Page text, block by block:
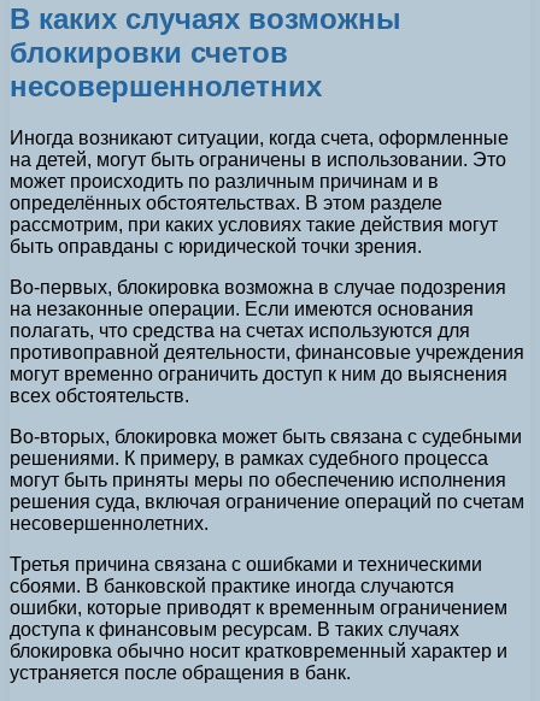
В каких случаях возможны
блокировки счетов
несовершеннолетних
Иногда возникают ситуации, когда счета, оформленные
на детей, могут быть ограничены в использовании. Это
может происходить по различным причинам и в
определённых обстоятельствах. В этом разделе
рассмотрим, при каких условиях такие действия могут
быть оправданы с юридической точки зрения.
Во-первых, блокировка возможна в случае подозрения
на незаконные операции. Если имеются основания
полагать, что средства на счетах используются для
противоправной деятельности, финансовые учреждения
могут временно ограничить доступ к ним до выяснения
всех обстоятельств.
Во-вторых, блокировка может быть связана с судебными
решениями. К примеру, в рамках судебного процесса
могут быть приняты меры по обеспечению исполнения
решения суда, включая ограничение операций по счетам
несовершеннолетних.
Третья причина связана с ошибками и техническими
сбоями. В банковской практике иногда случаются
ошибки, которые приводят к временным ограничением
доступа к финансовым ресурсам. В таких случаях
блокировка обычно носит кратковременный характер и
устраняется после обращения в банк.